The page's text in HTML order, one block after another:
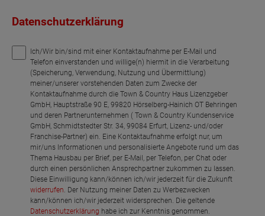
Datenschutzerklärung
Ich/Wir bin/sind mit einer Kontaktaufnahme per E-Mail und
Telefon einverstanden und willige(n) hiermit in die Verarbeitung
(Speicherung, Verwendung, Nutzung und Übermittlung)
meiner/unserer vorstehenden Daten zum Zwecke der
Kontaktaufnahme durch die Town & Country Haus Lizenzgeber
GmbH, Hauptstraße 90 E, 99820 Hörselberg-Hainich OT Behringen
und deren Partnerunternehmen ( Town & Country Kundenservice
GmbH, Schmidtstedter Str. 34, 99084 Erfurt, Lizenz- und/oder
Franchise-Partner) ein. Eine Kontaktaufnahme erfolgt nur, um
mir/uns Informationen und personalisierte Angebote rund um das
Thema Hausbau per Brief, per E-Mail, per Telefon, per Chat oder
durch einen persönlichen Ansprechpartner zukommen zu lassen.
Diese Einwilligung kann/können ich/wir jederzeit für die Zukunft
widerrufen . Der Nutzung meiner Daten zu Werbezwecken
kann/können ich/wir jederzeit widersprechen. Die geltende
Datenschutzerklärung habe ich zur Kenntnis genommen.